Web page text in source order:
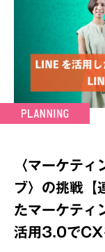
〈マーケテ
ブ〉の挑戦
たマーケティ
活用3.0でCX